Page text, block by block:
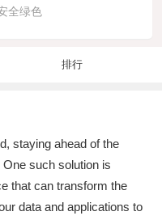
全绿色
排行
staying ahead of the
such solution is
that can transform the
data and applications to